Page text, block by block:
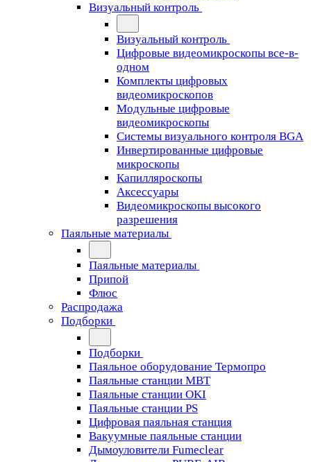
Визуальный контроль
Визуальный контроль
Цифровые видеомикроскопы все-в-
одном
Комплекты цифровых
видеомикроскопов
Модульные цифровые
видеомикроскопы
Cистемы визуального контроля BGA
Инвертированные цифровые
микроскопы
Капилляроскопы
Аксессуары
Видеомикроскопы высокого
разрешения
Паяльные материалы
Паяльные материалы
Припой
Флюс
Распродажа
Подборки
Подборки
Паяльное оборудование Термопро
Паяльные станции MBT
Паяльные станции OKI
Паяльные станции PS
Цифровая паяльная станция
Вакуумные паяльные станции
Дымоуловители Fumeclear